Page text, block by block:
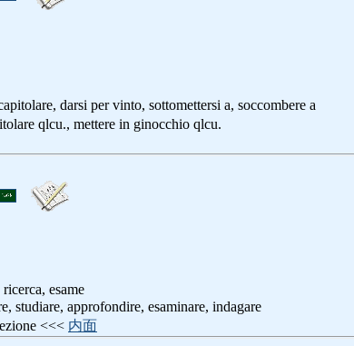
darsi per vinto, sottomettersi a, soccombere a
qlcu., mettere in ginocchio qlcu.
esame
studiare, approfondire, esaminare, indagare
<<< 内面